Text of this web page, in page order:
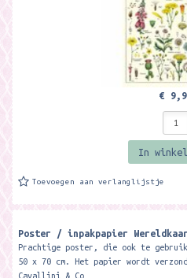
€
In
Toevoegen aan verlanglijstje
Poster / inpakpapier
Prachtige poster, die ook te
50 x 70 cm. Het papier wordt
Cavallini & Co